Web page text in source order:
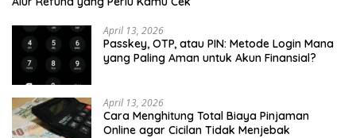
April 13, 2026
Passkey, OTP, atau PIN: Metode Login Mana
yang Paling Aman untuk Akun Finansial?
April 13, 2026
Cara Menghitung Total Biaya Pinjaman
Online agar Cicilan Tidak Menjebak